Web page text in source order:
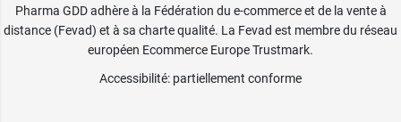
Pharma GDD adhère à la Fédération du e-commerce et de la vente à
distance (Fevad) et à sa charte qualité. La Fevad est membre du réseau
européen Ecommerce Europe Trustmark.
Accessibilité: partiellement conforme